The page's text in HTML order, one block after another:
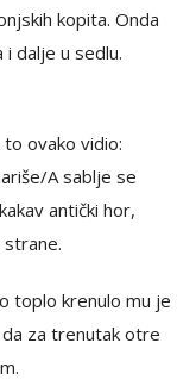
kopita. Onda
i dalje u sedlu.
to ovako vidio:
A sablje se
antički hor,
toplo krenulo mu je
da za trenutak otre